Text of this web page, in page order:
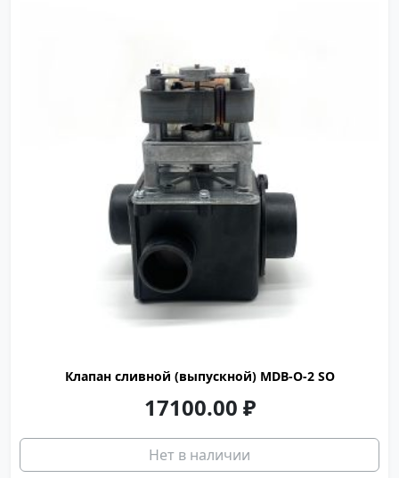
Клапан сливной (выпускной) MDB-O-2 SO
17100.00 ₽
Нет в наличии